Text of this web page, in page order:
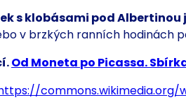
s klobásami pod Albertinou
v brzkých ranních hodinách
Od Moneta po Picassa.
commons.wikimedia.org/